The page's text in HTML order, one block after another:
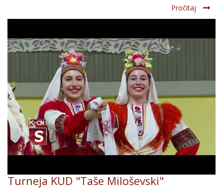
Pročitaj
Turneja KUD "Taše Miloševski"